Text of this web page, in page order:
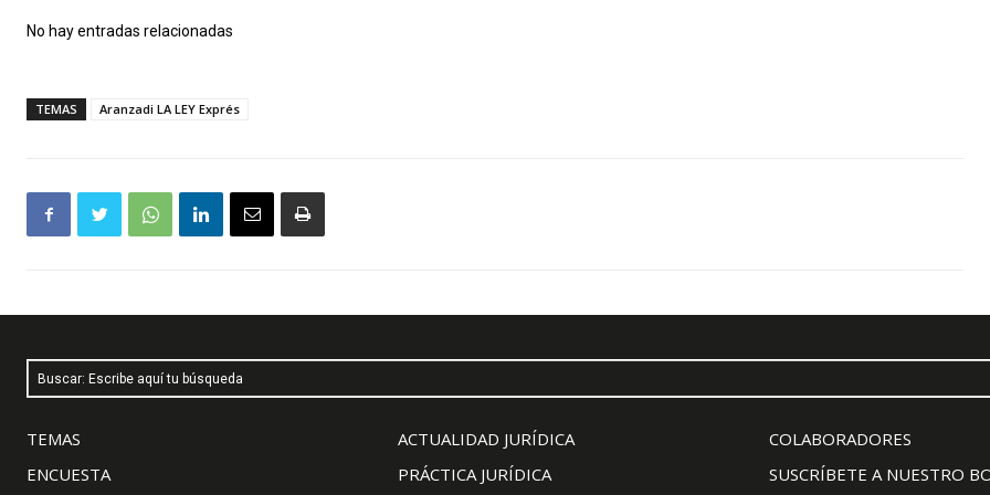
No hay entradas relacionadas
TEMAS Aranzadi LA LEY Exprés
Buscar: Escribe aquí tu búsqueda
TEMAS
ENCUESTA
ACTUALIDAD JURÍDICA
PRÁCTICA JURÍDICA
COLABORADORES
SUSCRÍBETE A NUESTRO